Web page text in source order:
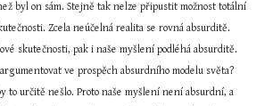
byl on sám. Stejně tak nelze připustit možnost totální
Zcela neúčelná realita se rovná absurditě.
skutečnosti, pak i naše myšlení podléhá absurditě.
ve prospěch absurdního modelu světa?
to určitě nešlo. Proto naše myšlení není absurdní, a